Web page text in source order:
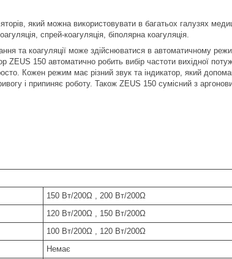
який можна використовувати в багатьох галузях
спрей-коагуляція, біполярна коагуляція.
та коагуляції може здійснюватися в автоматичному
ZEUS 150 автоматично робить вибір частоти вихідної
Кожен режим має різний звук та індикатор, який
і припиняє роботу. Також ZEUS 150 сумісний з
150 Вт/200Ω , 200 Вт/200Ω
120 Вт/200Ω , 150 Вт/200Ω
100 Вт/200Ω , 120 Вт/200Ω
Немає